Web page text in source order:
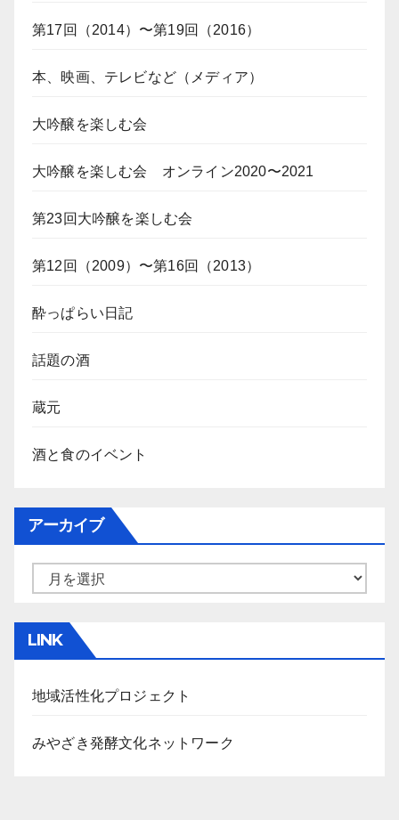
第17回（2014）〜第19回（2016）
本、映画、テレビなど（メディア）
大吟醸を楽しむ会
大吟醸を楽しむ会 オンライン2020〜2021
第23回大吟醸を楽しむ会
第12回（2009）〜第16回（2013）
酔っぱらい日記
話題の酒
蔵元
酒と食のイベント
アーカイブ
LINK
地域活性化プロジェクト
みやざき発酵文化ネットワーク